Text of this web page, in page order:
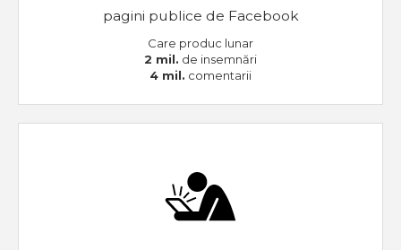
pagini publice de Facebook
Care produc lunar
2 mil. de insemnări
4 mil. comentarii